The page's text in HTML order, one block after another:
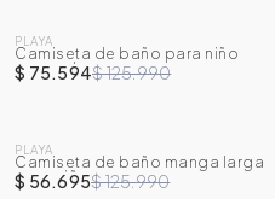
-40%
PLAYA
Camiseta de baño para niño
manga larga
$ 75.594$ 125.990
-55%
PLAYA
Camiseta de baño manga larga
para niño
$ 56.695$ 125.990